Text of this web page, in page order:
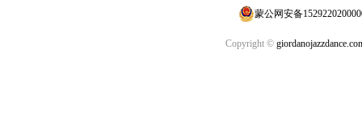
蒙公网安备
Copyright ©